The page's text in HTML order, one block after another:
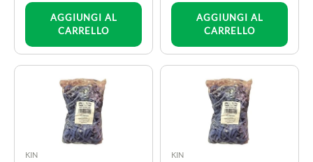
AGGIUNGI AL
CARRELLO
AGGIUNGI AL
CARRELLO
KIN KIN